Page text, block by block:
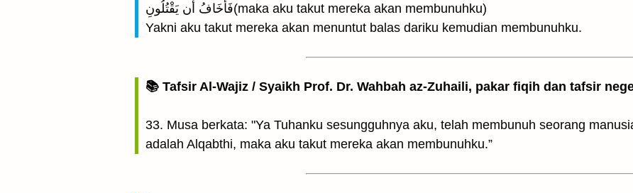
فَأَخَافُ أَن يَقْتُلُونِ(maka aku takut mereka akan membunuhku)
Yakni aku takut mereka akan menuntut balas dariku kemudian membunuhku.
📚 Tafsir Al-Wajiz / Syaikh Prof. Dr. Wahbah az-Zuhaili, pakar fiqih dan tafsir
33. Musa berkata: "Ya Tuhanku sesungguhnya aku, telah membunuh seorang
adalah Alqabthi, maka aku takut mereka akan membunuhku.”